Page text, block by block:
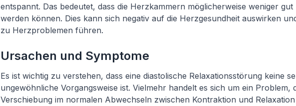
entspannt. Das bedeutet, dass die Herzkammern möglicherweise weniger
werden können. Dies kann sich negativ auf die Herzgesundheit auswirken
zu Herzproblemen führen.
Ursachen und Symptome
Es ist wichtig zu verstehen, dass eine diastolische Relaxationsstörung keine
ungewöhnliche Vorgangsweise ist. Vielmehr handelt es sich um ein Problem,
Verschiebung im normalen Abwechseln zwischen Kontraktion und